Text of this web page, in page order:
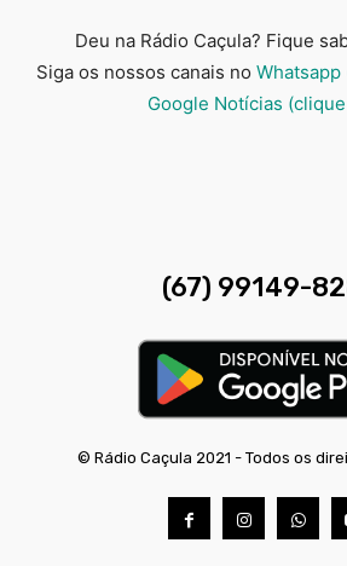
Deu na Rádio Caçula? Fique
Siga os nossos canais no
Google Notícias
(67) 99149-
© Rádio Caçula 2021 - Todos os